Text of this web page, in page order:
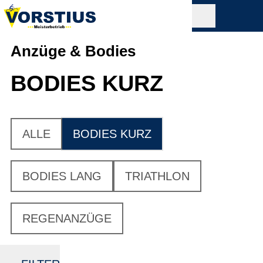
Anzüge & Bodies
BODIES KURZ
ALLE BODIES KURZ
BODIES LANG TRIATHLON
REGENANZÜGE